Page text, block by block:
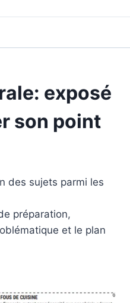
exposé
son point
des sujets parmi les
préparation,
et le plan